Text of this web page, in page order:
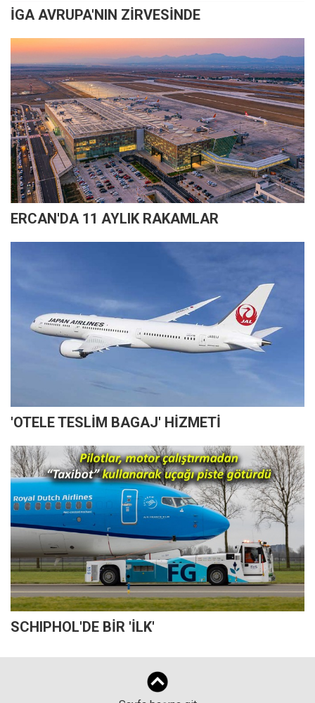
İGA AVRUPA'NIN ZİRVESİNDE
ERCAN'DA 11 AYLIK RAKAMLAR
'OTELE TESLİM BAGAJ' HİZMETİ
SCHIPHOL'DE BİR 'İLK'